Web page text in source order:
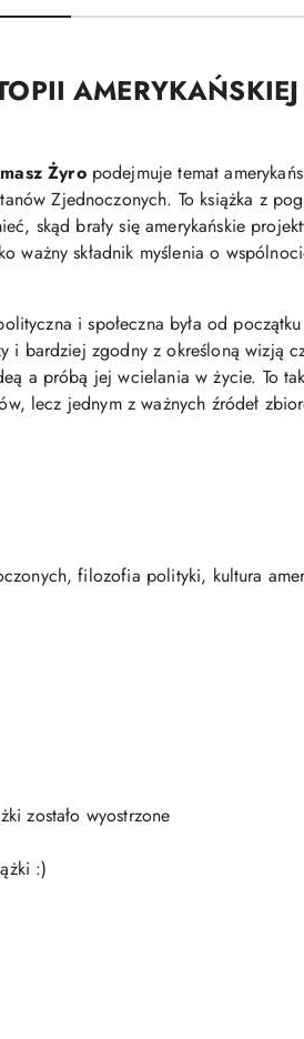
AMERYKAŃSKIEJ
Żyro podejmujetemat
Zjednoczonych. To książka z
skąd brałysięamerykańskie
ważnyskładnik myśleniao
ispołeczna była od początku
i bardziej zgodnyzokreślonąwizją
a próbą jejwcielaniawżycie. To
lecz jednym zważnych źródeł
filozofia polityki, kultura
zostało wyostrzone
:)